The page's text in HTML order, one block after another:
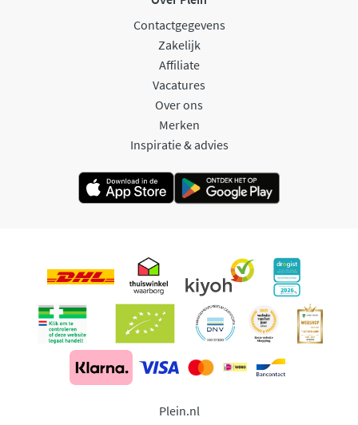
Contactgegevens
Zakelijk
Affiliate
Vacatures
Over ons
Merken
Inspiratie & advies
Plein.nl